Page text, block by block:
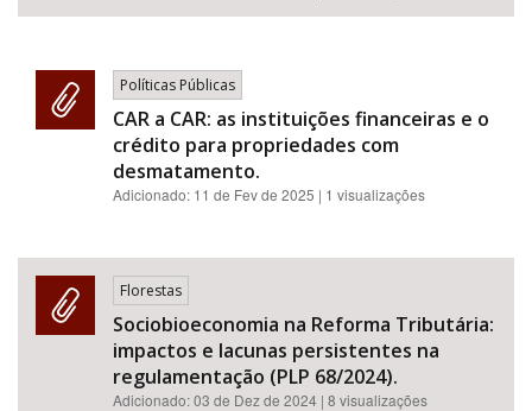
Políticas Públicas
CAR a CAR: as instituições financeiras e o
crédito para propriedades com
desmatamento.
Adicionado: 11 de Fev de 2025 | 1 visualizações
Florestas
Sociobioeconomia na Reforma Tributária:
impactos e lacunas persistentes na
regulamentação (PLP 68/2024).
Adicionado:03 de Dez de 2024 | 8 visualizações